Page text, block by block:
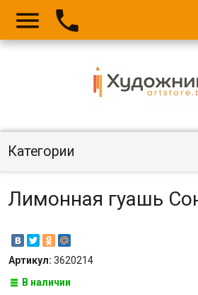
 
Категории
Лимонная гуашь
Артикул: 3620214
В наличии